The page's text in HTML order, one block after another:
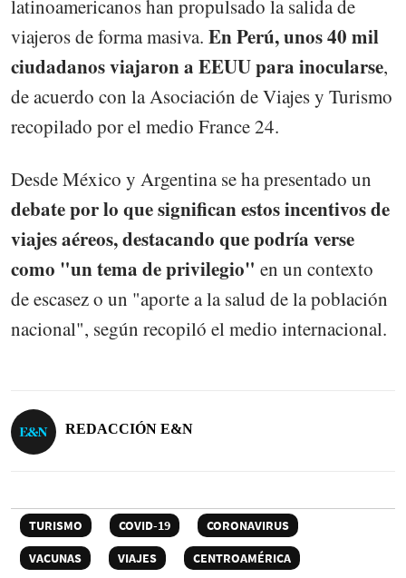
latinoamericanos han propulsado la salida de
viajeros de forma masiva. En Perú, unos 40 mil
ciudadanos viajaron a EEUU para inocularse,
de acuerdo con la Asociación de Viajes y Turismo
recopilado por el medio France 24.
Desde México y Argentina se ha presentado un
debate por lo que significan estos incentivos de
viajes aéreos, destacando que podría verse
como "un tema de privilegio" en un contexto
de escasez o un "aporte a la salud de la población
nacional", según recopiló el medio internacional.
REDACCIÓN E&N
TURISMO COVID-19
CORONAVIRUS
VACUNAS
VIAJES
CENTROAMÉRICA